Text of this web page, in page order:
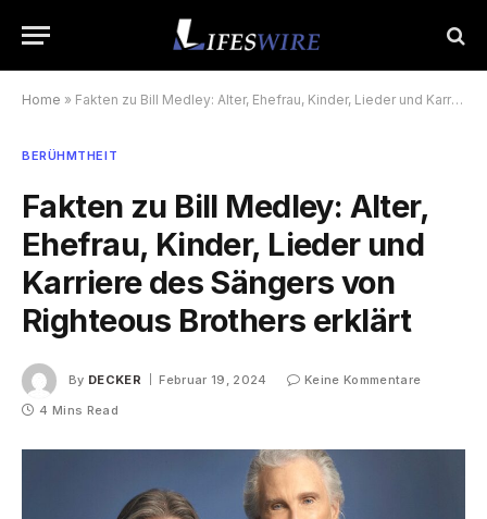
Home » Fakten zu Bill Medley: Alter, Ehefrau, Kinder, Lieder und Karriere des Sängers von Righteous Brothers erklärt
BERÜHMTHEIT
Fakten zu Bill Medley: Alter,
Ehefrau, Kinder, Lieder und
Karriere des Sängers von
Righteous Brothers erklärt
By DECKER Februar 19, 2024
Keine Kommentare
4 Mins Read